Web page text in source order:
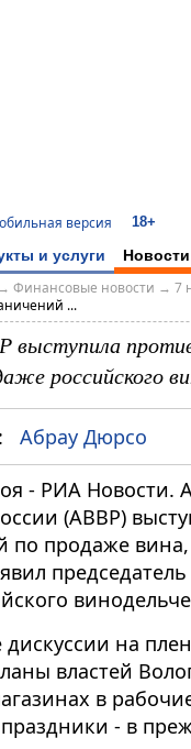
версия 18+
и услуги Новости
→ Финансовые новости → 7
...
выступила
российского
Абрау Дюрсо
- РИА Новости.
(АВВР)
по продаже
дискуссии на
властей
в
- в